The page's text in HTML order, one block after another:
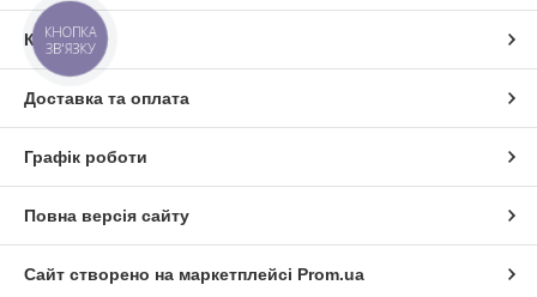
Контакти
Доставка та оплата
Графік роботи
Повна версія сайту
Сайт створено на маркетплейсі Prom.ua
КНОПКА
ЗВ'ЯЗКУ